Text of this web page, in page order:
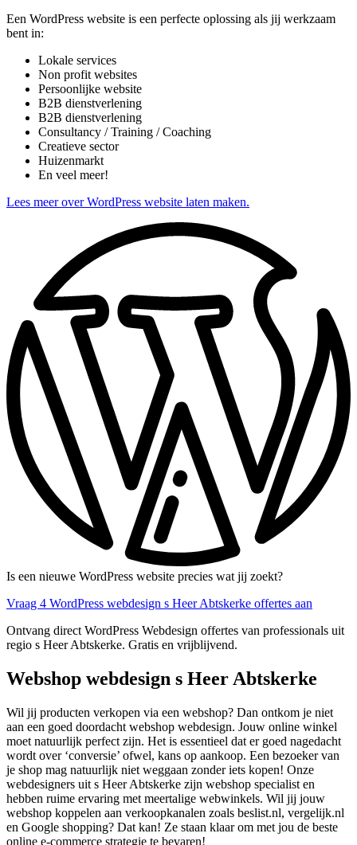
Een WordPress website is een perfecte oplossing als jij werkzaam
bent in:
Lokale services
Non profit websites
Persoonlijke website
B2B dienstverlening
B2B dienstverlening
Consultancy / Training / Coaching
Creatieve sector
Huizenmarkt
En veel meer!
Lees meer over WordPress website laten maken.
Is een nieuwe WordPress website precies wat jij zoekt?
Vraag 4 WordPress webdesign s Heer Abtskerke offertes aan
Ontvang direct WordPress Webdesign offertes van professionals uit
regio s Heer Abtskerke. Gratis en vrijblijvend.
Webshop webdesign s Heer Abtskerke
Wil jij producten verkopen via een webshop? Dan ontkom je niet
aan een goed doordacht webshop webdesign. Jouw online winkel
moet natuurlijk perfect zijn. Het is essentieel dat er goed nagedacht
wordt over ‘conversie’ ofwel, kans op aankoop. Een bezoeker van
je shop mag natuurlijk niet weggaan zonder iets kopen! Onze
webdesigners uit s Heer Abtskerke zijn webshop specialist en
hebben ruime ervaring met meertalige webwinkels. Wil jij jouw
webshop koppelen aan verkoopkanalen zoals beslist.nl, vergelijk.nl
en Google shopping? Dat kan! Ze staan klaar om met jou de beste
online e-commerce strategie te bevaren!